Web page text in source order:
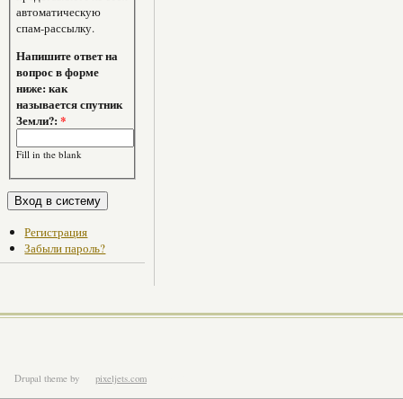
автоматическую
спам-рассылку.
Напишите ответ на
вопрос в форме
ниже: как
называется спутник
Земли?:*
Fill in the blank
Регистрация
Забыли пароль?
Drupal theme by pixeljets.com